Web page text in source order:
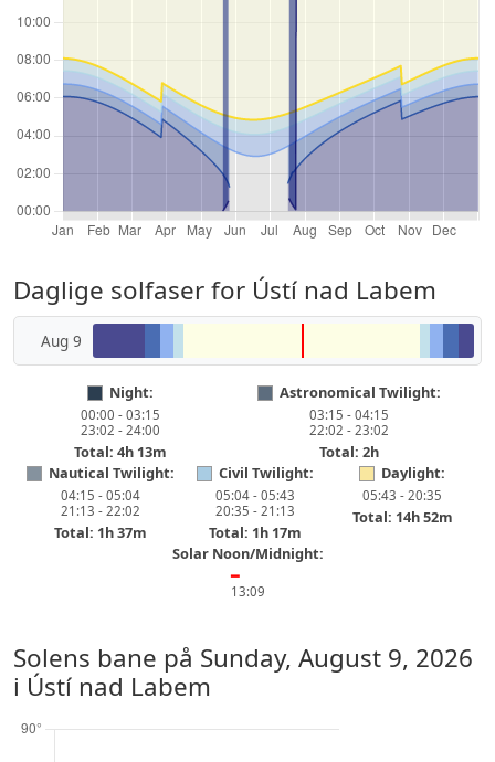
Daglige solfaser for Ústí nad Labem
Aug 9
Night:
00:00 - 03:15
23:02 - 24:00
Total: 4h 13m
Astronomical Twilight:
03:15 - 04:15
22:02 - 23:02
Total: 2h
Nautical Twilight:
04:15 - 05:04
21:13 - 22:02
Total: 1h 37m
Civil Twilight:
05:04 - 05:43
20:35 - 21:13
Total: 1h 17m
Daylight:
05:43 - 20:35
Total: 14h 52m
Solar Noon/Midnight:
━
13:09
Solens bane på Sunday, August 9, 2026
i Ústí nad Labem